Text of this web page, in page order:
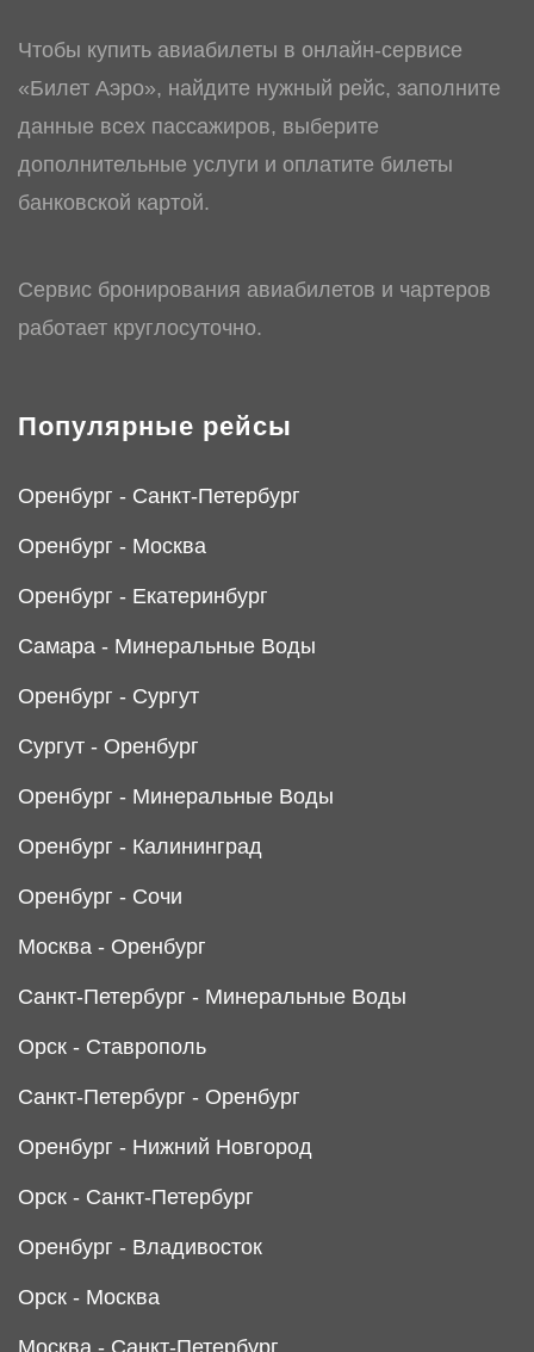
Чтобы купить авиабилеты в онлайн-сервисе
«Билет Аэро», найдите нужный рейс, заполните
данные всех пассажиров, выберите
дополнительные услуги и оплатите билеты
банковской картой.
Сервис бронирования авиабилетов и чартеров
работает круглосуточно.
Популярные рейсы
Оренбург - Санкт-Петербург
Оренбург - Москва
Оренбург - Екатеринбург
Самара - Минеральные Воды
Оренбург - Сургут
Сургут - Оренбург
Оренбург - Минеральные Воды
Оренбург - Калининград
Оренбург - Сочи
Москва - Оренбург
Санкт-Петербург - Минеральные Воды
Орск - Ставрополь
Санкт-Петербург - Оренбург
Оренбург - Нижний Новгород
Орск - Санкт-Петербург
Оренбург - Владивосток
Орск - Москва